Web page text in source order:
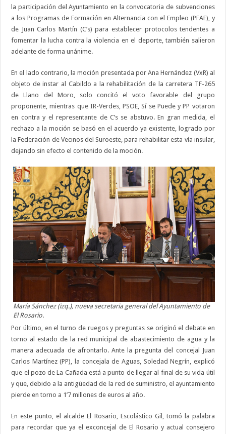
la participación del Ayuntamiento en la convocatoria de subvenciones
a los Programas de Formación en Alternancia con el Empleo (PFAE), y
de Juan Carlos Martín (C’s) para establecer protocolos tendentes a
fomentar la lucha contra la violencia en el deporte, también salieron
adelante de forma unánime.
En el lado contrario, la moción presentada por Ana Hernández (VxR) al
objeto de instar al Cabildo a la rehabilitación de la carretera TF-265
de Llano del Moro, solo concitó el voto favorable del grupo
proponente, mientras que IR-Verdes, PSOE, Sí se Puede y PP votaron
en contra y el representante de C’s se abstuvo. En gran medida, el
rechazo a la moción se basó en el acuerdo ya existente, logrado por
la Federación de Vecinos del Suroeste, para rehabilitar esta vía insular,
dejando sin efecto el contenido de la moción.
María Sánchez (izq.), nueva secretaria general del Ayuntamiento de
El Rosario.
Por último, en el turno de ruegos y preguntas se originó el debate en
torno al estado de la red municipal de abastecimiento de agua y la
manera adecuada de afrontarlo. Ante la pregunta del concejal Juan
Carlos Martínez (PP), la concejala de Aguas, Soledad Negrín, explicó
que el pozo de La Cañada está a punto de llegar al final de su vida útil
y que, debido a la antigüedad de la red de suministro, el ayuntamiento
pierde en torno a 1’7 millones de euros al año.
En este punto, el alcalde El Rosario, Escolástico Gil, tomó la palabra
para recordar que ya el exconcejal de El Rosario y actual consejero